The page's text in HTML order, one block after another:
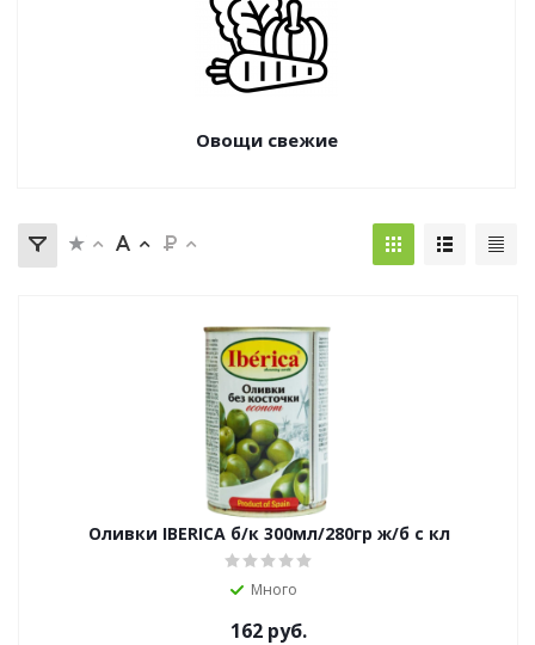
Овощи свежие
Оливки IBERICA б/к 300мл/280гр ж/б с кл
Много
162 руб.